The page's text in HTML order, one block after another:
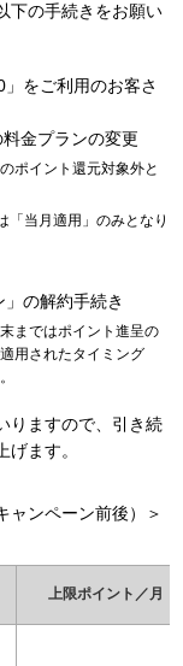
下の手続きをお願い
をご利用のお客さ
金プランの変更
ポイント還元対象外と
「当月適用」のみとなり
の解約手続き
まではポイント進呈の
用されたタイミング
りますので、引き続
ます。
ャンペーン前後）＞
上限ポイント／月